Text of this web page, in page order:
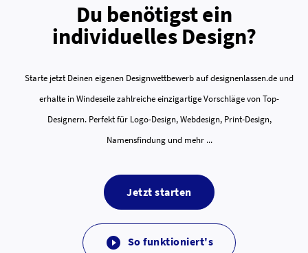
Du benötigst ein
individuelles Design?
Starte jetzt Deinen eigenen Designwettbewerb auf designenlassen.de und
erhalte in Windeseile zahlreiche einzigartige Vorschläge von Top-
Designern. Perfekt für Logo-Design, Webdesign, Print-Design,
Namensfindung und mehr ...
Jetzt starten
 So funktioniert's